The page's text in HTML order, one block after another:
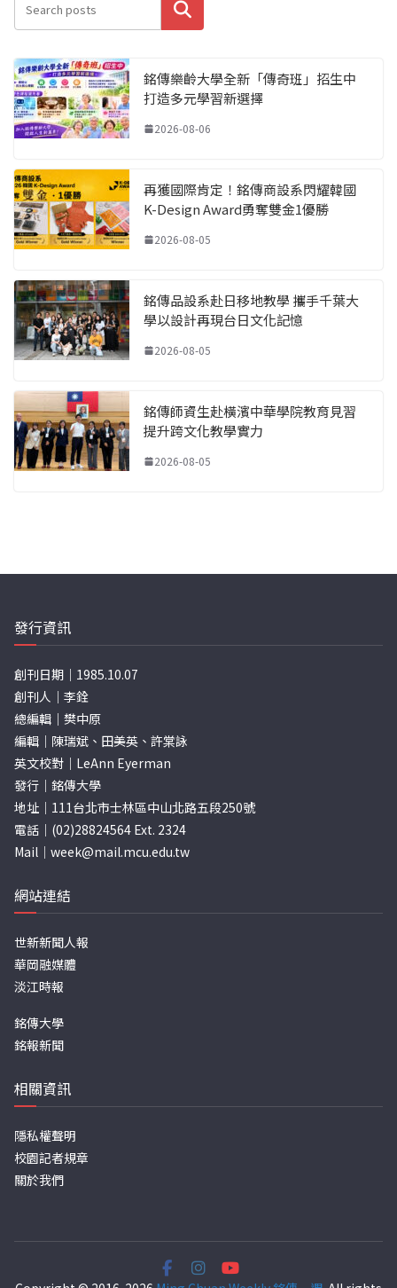
搜尋
銘傳樂齡大學全新「傳奇班」招生中
打造多元學習新選擇
2026-08-06
再獲國際肯定！銘傳商設系閃耀韓國
K-Design Award勇奪雙金1優勝
2026-08-05
銘傳品設系赴日移地教學 攜手千葉大
學以設計再現台日文化記憶
2026-08-05
銘傳師資生赴橫濱中華學院教育見習
提升跨文化教學實力
2026-08-05
發行資訊
創刊日期｜1985.10.07
創刊人｜李銓
總編輯｜樊中原
編輯｜陳瑞斌、田美英、許棠詠
英文校對｜LeAnn Eyerman
發行｜銘傳大學
地址｜111台北市士林區中山北路五段250號
電話｜(02)28824564 Ext. 2324
Mail｜ week@mail.mcu.edu.tw
網站連結
世新新聞人報
華岡融媒體
淡江時報
銘傳大學
銘報新聞
相關資訊
隱私權聲明
校園記者規章
關於我們